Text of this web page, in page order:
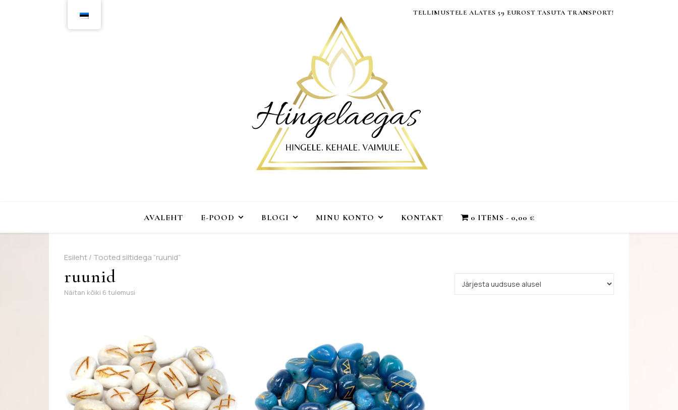
TELLIMUSTELE ALATES 59 EUROST TASUTA TRANSPORT!
AVALEHT E-POOD BLOGI MINU KONTO KONTAKT 0 ITEMS 0,00 €
Esileht/ Tooted siltidega “ruunid”
ruunid
Näitan kõiki 6 tulemusi